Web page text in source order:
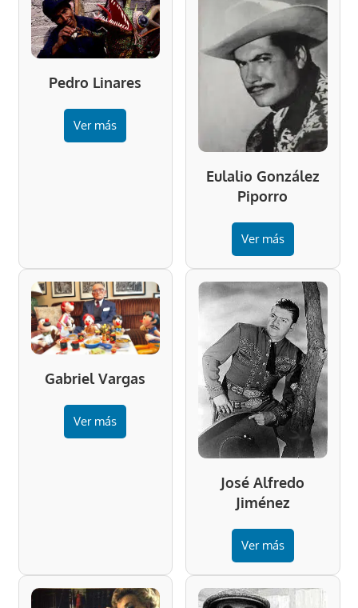
Pedro Linares
Ver más
Eulalio González
Piporro
Ver más
Gabriel Vargas
Ver más
José Alfredo
Jiménez
Ver más